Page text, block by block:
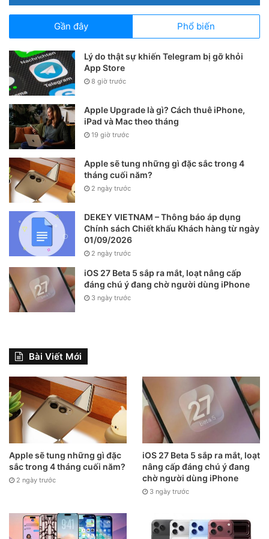
Tại đây sẽ hiện mục
nguồn>Gạt tắt tất cả nguồnđi thế là xong.
4. Thoát kiếp FA nhờ tính năng kết
đôi của Zalo
mà sống? Thế nên Zalo đã phát hành một tính năng cực kỳ
thú vị dành riêng cho những người Ế đó là kết đôi. Bạn chỉ
Gần đây Phổ biến
Lý do thật sự khiến Telegram bị gỡ khỏi
App Store
8 giờ trước
Apple Upgrade là gì? Cách thuê iPhone,
iPad và Mac theo tháng
19 giờ trước
Apple sẽ tung những gì đặc sắc trong 4
tháng cuối năm?
2 ngày trước
DEKEY VIETNAM – Thông báo áp dụng
Chính sách Chiết khấu Khách hàng từ ngày
01/09/2026
2 ngày trước
iOS 27 Beta 5 sắp ra mắt, loạt nâng cấp
đáng chú ý đang chờ người dùng iPhone
3 ngày trước
Bài Viết Mới
Apple sẽ tung những gì đặc
sắc trong 4 tháng cuối năm?
2 ngày trước
iOS 27 Beta 5 sắp ra mắt, loạt
nâng cấp đáng chú ý đang
chờ người dùng iPhone
3 ngày trước